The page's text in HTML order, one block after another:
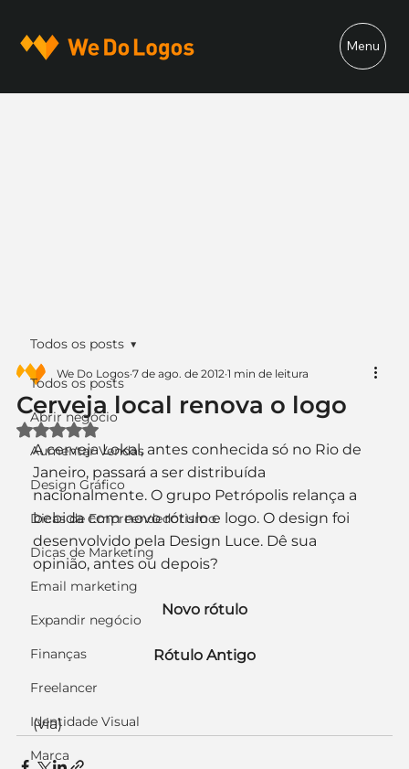
Menu
Todos os posts
Abrir negócio
Aumentar Vendas
Design Gráfico
Dicas de Empreendedorismo
Dicas de Marketing
Email marketing
Expandir negócio
Finanças
Freelancer
Identidade Visual
Marca
Todos os posts
Cerveja local renova o logo
We Do Logos 7 de ago. de 2012 1 min de leitura
Avaliado com NaN de 5 estrelas.
A cerveja Lokal, antes conhecida só no Rio de
Janeiro, passará a ser distribuída
nacionalmente. O grupo Petrópolis relança a
bebida com novo rótulo e logo. O design foi
desenvolvido pela Design Luce. Dê sua
opinião, antes ou depois?
Novo rótulo
Rótulo Antigo
(via)